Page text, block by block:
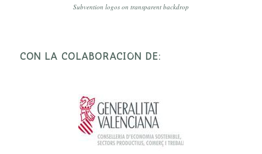
Subvention logos on transparent backdrop
CON LA COLABORACIÓN DE: